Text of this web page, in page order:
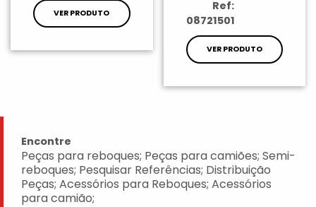
VER PRODUTO
Ref:
08721501
VER PRODUTO
Encontre
Peças para reboques; Peças para camiões; Semi-
reboques; Pesquisar Referências; Distribuição
Peças; Acessórios para Reboques; Acessórios
para camião;